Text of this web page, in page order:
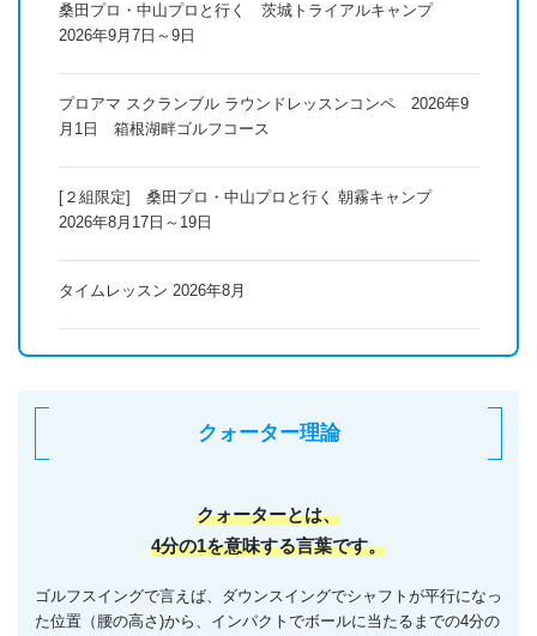
桑田プロ・中山プロと行く 茨城トライアルキャンプ
2026年9月7日～9日
プロアマ スクランブル ラウンドレッスンコンペ 2026年9
月1日 箱根湖畔ゴルフコース
[２組限定] 桑田プロ・中山プロと行く 朝霧キャンプ
2026年8月17日～19日
タイムレッスン 2026年8月
クォーター理論
クォーターとは、
4分の1を意味する言葉です。
ゴルフスイングで言えば、ダウンスイングでシャフトが平行になっ
た位置（腰の高さ)から、インパクトでボールに当たるまでの4分の